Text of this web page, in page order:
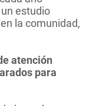
estudio
la comunidad,
atención
para